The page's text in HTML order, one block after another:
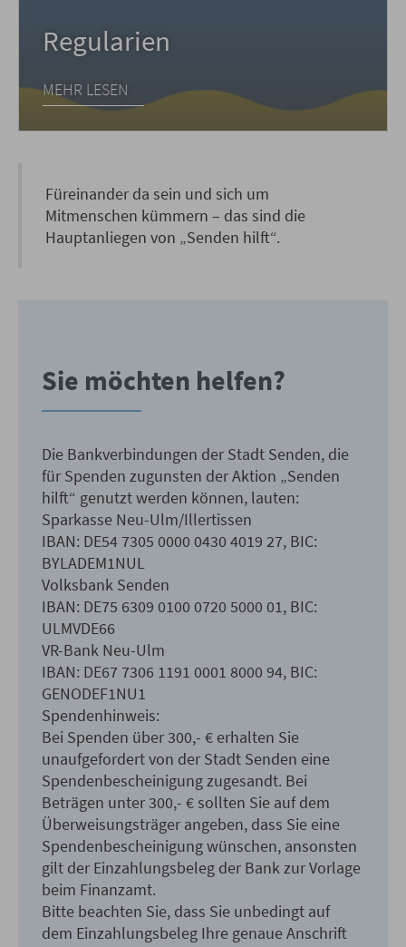
Regularien
MEHR LESEN
Füreinander da sein und sich um
Mitmenschen kümmern – das sind die
Hauptanliegen von „Senden hilft“.
Sie möchten helfen?
Die Bankverbindungen der Stadt Senden, die
für Spenden zugunsten der Aktion „Senden
hilft“ genutzt werden können, lauten:
Sparkasse Neu-Ulm/Illertissen
IBAN: DE54 7305 0000 0430 4019 27, BIC:
BYLADEM1NUL
Volksbank Senden
IBAN: DE75 6309 0100 0720 5000 01, BIC:
ULMVDE66
VR-Bank Neu-Ulm
IBAN: DE67 7306 1191 0001 8000 94, BIC:
GENODEF1NU1
Spendenhinweis:
Bei Spenden über 300,- € erhalten Sie
unaufgefordert von der Stadt Senden eine
Spendenbescheinigung zugesandt. Bei
Beträgen unter 300,- € sollten Sie auf dem
Überweisungsträger angeben, dass Sie eine
Spendenbescheinigung wünschen, ansonsten
gilt der Einzahlungsbeleg der Bank zur Vorlage
beim Finanzamt.
Bitte beachten Sie, dass Sie unbedingt auf
dem Einzahlungsbeleg Ihre genaue Anschrift